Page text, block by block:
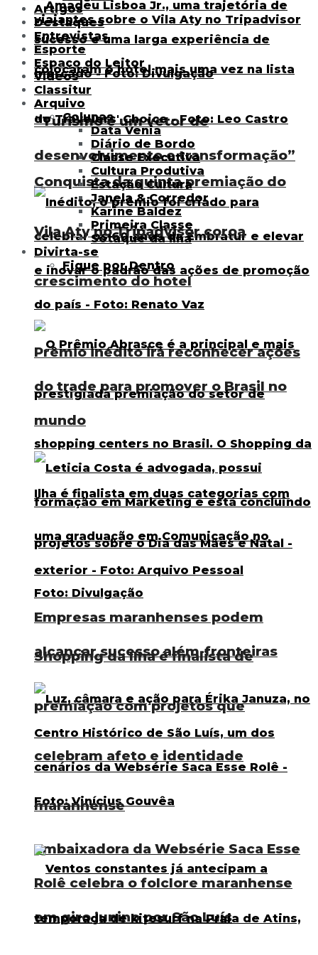
“Turismo é um vetor de
desenvolvimento e transformação”
Prêmio inédito irá reconhecer ações
do trade para promover o Brasil no
mundo
Empresas maranhenses podem
alcançar sucesso além-fronteiras
Embaixadora da Websérie Saca Esse
Rolê celebra o folclore maranhense
em giro junino por São Luís
Conquista da quinta premiação do
Vila Aty no Tripadvisor coroa
crescimento do hotel
Shopping da Ilha é finalista de
premiação com projetos que
celebram afeto e identidade
maranhense
Artigos
Destaques
Entrevistas
Esporte
Espaço do Leitor
Vídeos
Classitur
Arquivo
Colunas
Data Venia
Diário de Bordo
Classe Executiva
Cultura Produtiva
Estação Cultura
Janela & Corredor
Karine Baldez
Primeira Classe
Sotaque da Ilha
Divirta-se
Fique por Dentro